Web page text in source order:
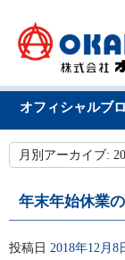
オフィシャルブ
月別アーカイブ:
年末年始休業
投稿日 2018年12月8